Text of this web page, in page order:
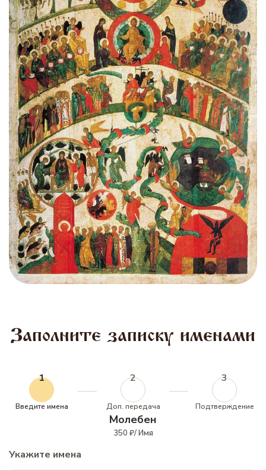
Заполните записку именами
1
Введите имена
2
Доп. передача
3
Подтверждение
Молебен
350 ₽/ Имя
Укажите имена